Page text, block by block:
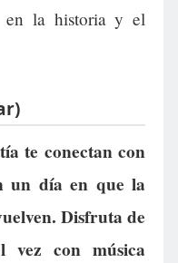
en la historia y el
te conectan con
un día en que la
Disfruta de
vez con música